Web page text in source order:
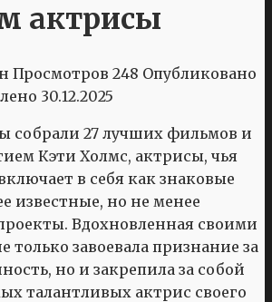
актрисы
Просмотров 248 Опубликовано
30.12.2025
собрали 27 лучших фильмов и
Кэти Холмс, актрисы, чья
в себя как знаковые
известные, но не менее
Вдохновленная своими
только завоевала признание за
но и закрепила за собой
талантливых актрис своего